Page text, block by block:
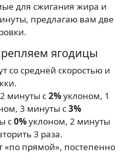
для сжигания жира и
предлагаю вам две
ягодицы
со средней скоростью и
минуты с2%уклоном, 1
3 минуты с3%
с0%уклоном, 2 минуты
3 раза.
«по прямой», постепенно